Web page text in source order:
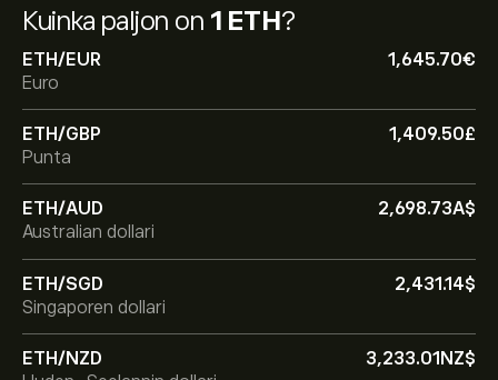
Kuinka paljon on 1 ETH?
ETH/EUR
1,645.70‎€‎
Euro
ETH/GBP
1,409.50‎£‎
Punta
ETH/AUD
2,698.73‎A$‎
Australian dollari
ETH/SGD
2,431.14‎$‎
Singaporen dollari
ETH/NZD
3,233.01‎NZ$‎